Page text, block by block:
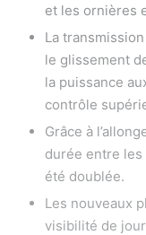
et les ornières
La
le glissement
la puissance
contrôle
Grâce à
durée entre
été doublée.
Les nouveaux
visibilité de